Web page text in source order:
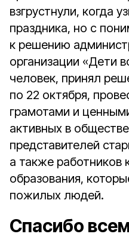
взгрустнули, когда
праздника, но с
к решению
организации «Дети
человек, принял
по 22 октября,
грамотами и
активных в
представителей
а также работников
образования,
пожилых людей.
Спасибо